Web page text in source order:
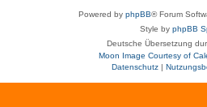
Powered by phpBB® Forum
Style by phpBB
Deutsche Übersetzung
Moon Image Courtesy of
Datenschutz|